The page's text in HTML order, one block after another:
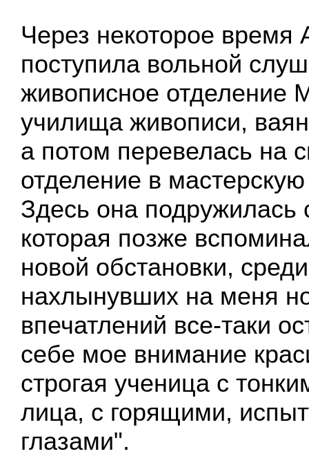
Через некоторое время
поступила вольной
живописное отделение
училища живописи,
а потом перевелась на
отделение в
Здесь она подружилась
которая позже
новой обстановки,
нахлынувших на меня
впечатлений все-таки
себе мое внимание
строгая ученица с
лица, с горящими,
глазами".